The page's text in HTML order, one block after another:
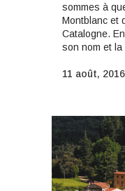
sommes à
Montblanc et
Catalogne.
son nom et la
11 août, 2016